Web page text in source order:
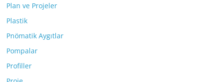
Plan ve Projeler
Plastik
Pnömatik Aygıtlar
Pompalar
Profiller